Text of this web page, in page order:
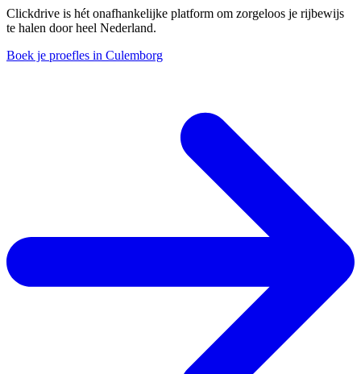
Clickdrive is hét onafhankelijke platform om zorgeloos je rijbewijs
te halen door heel Nederland.
Boek je proefles in Culemborg